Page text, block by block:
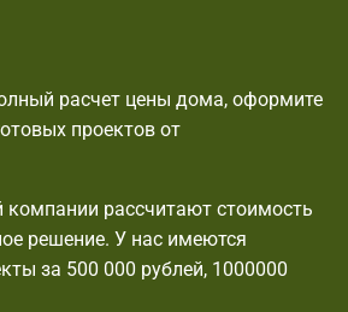
расчет цены дома, оформите
проектов от
рассчитают стоимость
решение. У нас имеются
за 500 000 рублей, 1000000